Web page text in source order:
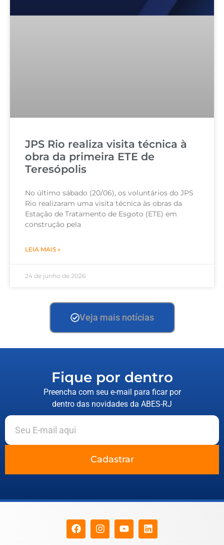
JPS Rio realiza visita técnica à
obra da primeira ETE de
Teresópolis
No último sábado (20/06), os voluntários do JPS
Rio realizaram uma visita técnica às obras da
Estação de Tratamento de Esgoto (ETE) em
construção pela
LEIA MAIS »
24 de junho de 2026
Veja mais notícias
Fique por dentro
Preencha com seu e-mail para ficar por
dentro das novidades da ABES-RJ
Cadastrar